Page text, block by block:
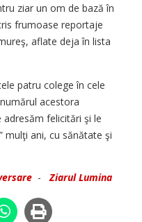
ziar un om de bază în
frumoase reportaje
aflate deja în lista
patru colege în cele
acestora
felicitări şi le
mulţi ani, cu sănătate şi
- Ziarul Lumina